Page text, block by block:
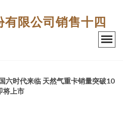
限公司销售十四
六时代来临 天然气重卡销量突破10
将上市